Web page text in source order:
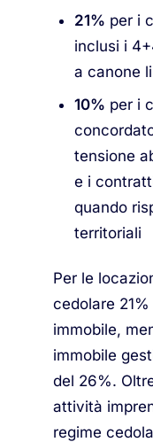
21% per i
inclusi i
a canone
10% per i
tensione
e i
quando
territoriali
Per le
cedolare
immobile,
immobile
del 26%.
attività
regime